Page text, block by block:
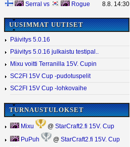
Serral vs Rogue 8.8. 14:30
UUSIMMAT UUTISET
Päivitys 5.0.16
Päivitys 5.0.16 julkaistu testipal..
Mixu voitti Terranilla 15V. Cupin
SC2FI 15V Cup -pudotuspelit
SC2FI 15V Cup -lohkovaihe
TURNAUSTULOKSET
Mixu @ StarCraft2.fi 15V. Cup
PuPuh @ StarCraft2.fi 15V. Cup